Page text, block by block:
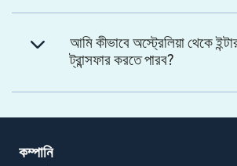
আমি কীভাবে অস্ট্রেলিয়া থেকে
ট্রান্সফার করতে পারব?
কম্পানি